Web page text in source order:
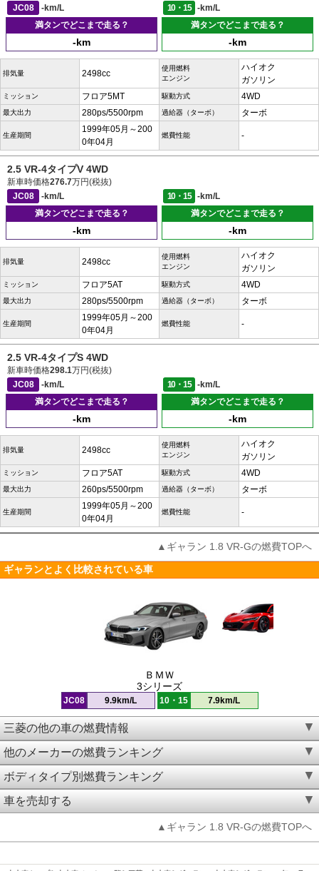
JC08
-km/L 10・15
-km/L
満タンでどこまで走る？
-km
満タンでどこまで走る？
-km
排気量 2498cc
使用燃料
エンジン
ハイオク
ガソリン
ミッション フロア5MT 駆動方式 4WD
最大出力 280ps/5500rpm 過給器（ターボ） ターボ
生産期間
1999年05月～200
0年04月
燃費性能 -
2.5 VR-4タイプV 4WD
新車時価格276.7万円(税抜)
JC08
-km/L 10・15
-km/L
満タンでどこまで走る？
-km
満タンでどこまで走る？
-km
排気量 2498cc
使用燃料
エンジン
ハイオク
ガソリン
ミッション フロア5AT 駆動方式 4WD
最大出力 280ps/5500rpm 過給器（ターボ） ターボ
生産期間
1999年05月～200
0年04月
燃費性能 -
2.5 VR-4タイプS 4WD
新車時価格298.1万円(税抜)
JC08
-km/L 10・15
-km/L
満タンでどこまで走る？
-km
満タンでどこまで走る？
-km
排気量 2498cc
使用燃料
エンジン
ハイオク
ガソリン
ミッション フロア5AT 駆動方式 4WD
最大出力 260ps/5500rpm 過給器（ターボ） ターボ
生産期間
1999年05月～200
0年04月
燃費性能 -
▲ギャラン 1.8 VR-Gの燃費TOPへ
ギャランとよく比較されている車
ＢＭＷ
3シリーズ
JC08 9.9km/L 10・15 7.9km/L
三菱の他の車の燃費情報
他のメーカーの燃費ランキング
ボディタイプ別燃費ランキング
車を売却する
▲ギャラン 1.8 VR-Gの燃費TOPへ